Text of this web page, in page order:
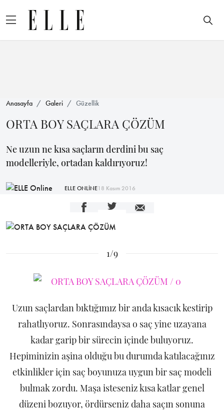
Anasayfa Galeri Güzellik
ORTA BOY SAÇLARA ÇÖZÜM
Ne uzun ne kısa saçların derdini bu saç
modelleriyle, ortadan kaldırıyoruz!
ELLE ONLİNE18 Kasım 2016
1/9
Uzun saçlardan bıktığımız bir anda kısacık kestirip
rahatlıyoruz. Sonrasındaysa o saç yine uzayana
kadar garip bir sürecin içinde buluyoruz.
Hepiminizin aşina olduğu bu durumda katılacağınız
etkinlikler için saç boyunuza uygun bir saç modeli
bulmak zordu. Maşa isteseniz kısa katlar genel
düzeni bozuyor, ördürseniz daha saçın sonuna